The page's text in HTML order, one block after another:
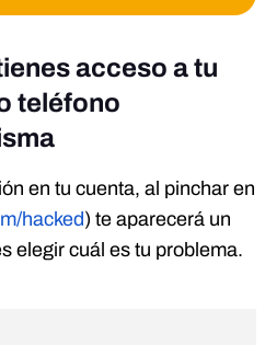
acceso a tu
teléfono
en tu cuenta, al pinchar en
hacked) te aparecerá un
elegir cuál es tu problema.